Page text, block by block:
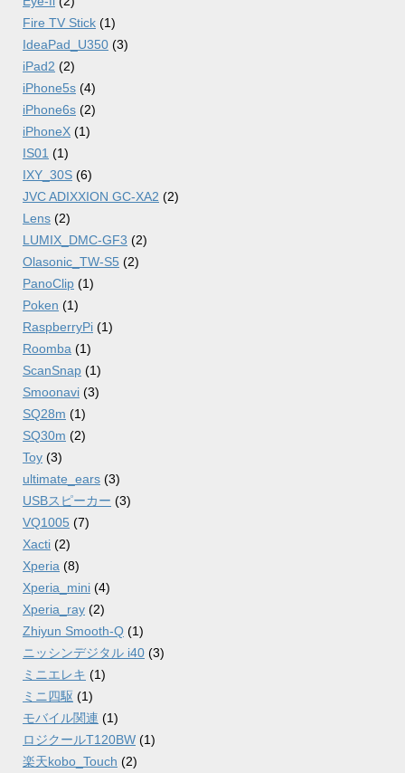
Fire TV Stick (1)
IdeaPad_U350 (3)
iPad2 (2)
iPhone5s (4)
iPhone6s (2)
iPhoneX (1)
IS01 (1)
IXY_30S (6)
JVC ADIXXION GC-XA2 (2)
Lens (2)
LUMIX_DMC-GF3 (2)
Olasonic_TW-S5 (2)
PanoClip (1)
Poken (1)
RaspberryPi (1)
Roomba (1)
ScanSnap (1)
Smoonavi (3)
SQ28m (1)
SQ30m (2)
Toy (3)
ultimate_ears (3)
USBスピーカー (3)
VQ1005 (7)
Xacti (2)
Xperia (8)
Xperia_mini (4)
Xperia_ray (2)
Zhiyun Smooth-Q (1)
ニッシンデジタル i40 (3)
ミニエレキ (1)
ミニ四駆 (1)
モバイル関連 (1)
ロジクールT120BW (1)
楽天kobo_Touch (2)